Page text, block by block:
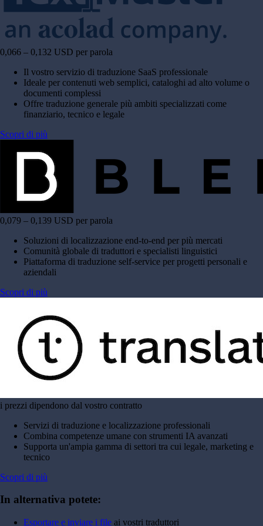
0,066 – 0,132 USD per parola
Il vostro servizio di traduzione SaaS professionale
Ideale per contenuti web semplici, cataloghi ad alto volume o
documenti complessi
Offre traduzione generale più ambiti specializzati come
finanziario, tecnico e legale
Scopri di più
0,079 – 0,139 USD per parola
Soluzioni di localizzazione end-to-end per più mercati
Comunità globale di traduttori e specialisti linguistici
Piattaforma di traduzione self-service per progetti personali e
aziendali
Scopri di più
i prezzi dipendono dal vostro contratto
Servizi di traduzione e localizzazione professionali
Combina competenze umane con strumenti IA avanzati
Supporta un'ampia gamma di settori tra cui legale, marketing e
tecnico
Scopri di più
In alternativa potete:
Esportare e inviare i file ai vostri traduttori